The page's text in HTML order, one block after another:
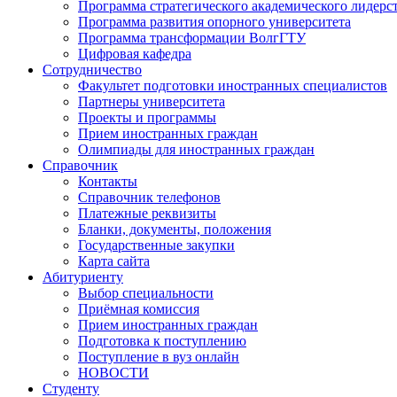
Программа стратегического академического
Программа развития опорного университета
Программа трансформации ВолгГТУ
Цифровая кафедра
Сотрудничество
Факультет подготовки иностранных специалистов
Партнеры университета
Проекты и программы
Прием иностранных граждан
Олимпиады для иностранных граждан
Справочник
Контакты
Справочник телефонов
Платежные реквизиты
Бланки, документы, положения
Государственные закупки
Карта сайта
Абитуриенту
Выбор специальности
Приёмная комиссия
Прием иностранных граждан
Подготовка к поступлению
Поступление в вуз онлайн
НОВОСТИ
Студенту